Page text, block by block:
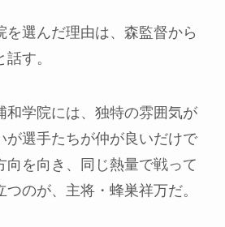
を選んだ理由は、森監督から
す。
和学院には、独特の雰囲気が
が選手たちが仲が良いだけで
向を向き、同じ熱量で戦って
のが、主将・蜂巣祥万だ。